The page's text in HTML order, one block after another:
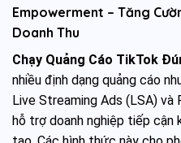
Empowerment – Tăng
Doanh Thu
Chạy Quảng Cáo TikTok
nhiều định dạng quảng cáo
Live Streaming Ads (LSA)
hỗ trợ doanh nghiệp tiếp cận